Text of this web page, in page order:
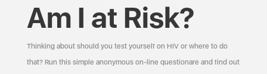
Am I at Risk?
Thinking about should you test yourself on HIV or where to do
that? Run this simple anonymous on-line questionare and find out